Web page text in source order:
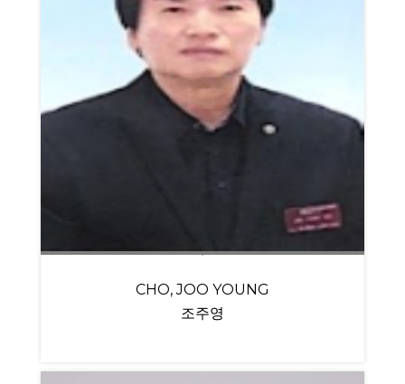
CHO, JOO YOUNG
조주영